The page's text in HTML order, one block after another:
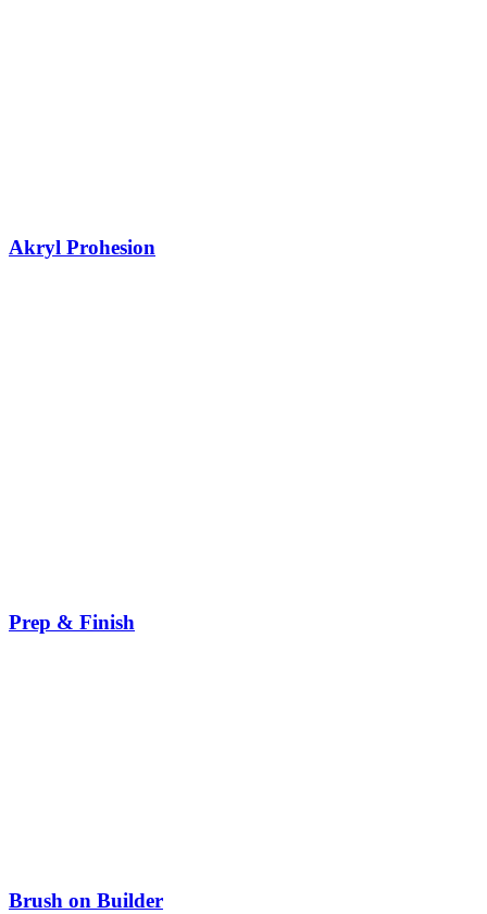
Akryl Prohesion
Prep & Finish
Brush on Builder